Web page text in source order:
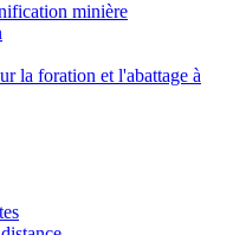
minière
la foration et l'abattage à